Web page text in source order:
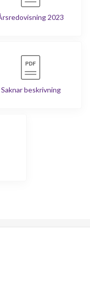
2023
Saknar beskrivning